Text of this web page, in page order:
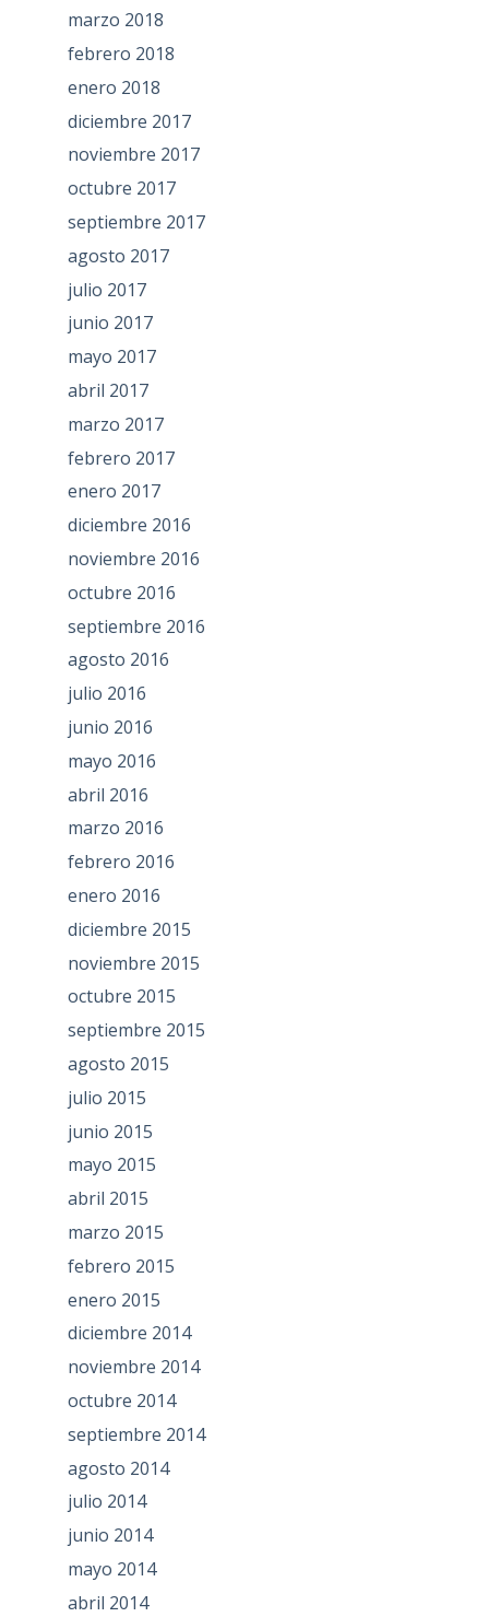
marzo 2018
febrero 2018
enero 2018
diciembre 2017
noviembre 2017
octubre 2017
septiembre 2017
agosto 2017
julio 2017
junio 2017
mayo 2017
abril 2017
marzo 2017
febrero 2017
enero 2017
diciembre 2016
noviembre 2016
octubre 2016
septiembre 2016
agosto 2016
julio 2016
junio 2016
mayo 2016
abril 2016
marzo 2016
febrero 2016
enero 2016
diciembre 2015
noviembre 2015
octubre 2015
septiembre 2015
agosto 2015
julio 2015
junio 2015
mayo 2015
abril 2015
marzo 2015
febrero 2015
enero 2015
diciembre 2014
noviembre 2014
octubre 2014
septiembre 2014
agosto 2014
julio 2014
junio 2014
mayo 2014
abril 2014